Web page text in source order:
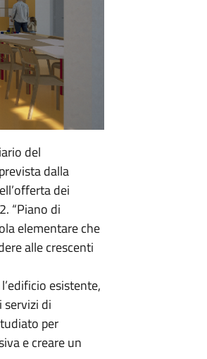
del
dalla
dei
“Piano di
elementare che
alle crescenti
esistente,
servizi di
per
e creare un